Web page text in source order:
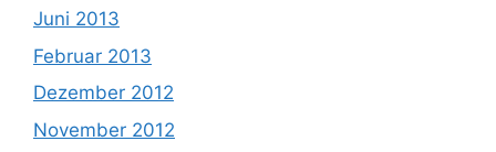
Juni 2013
Februar 2013
Dezember 2012
November 2012